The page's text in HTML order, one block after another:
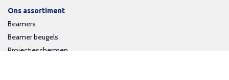
Ons assortiment
Beamers
Beamer beugels
Projectieschermen